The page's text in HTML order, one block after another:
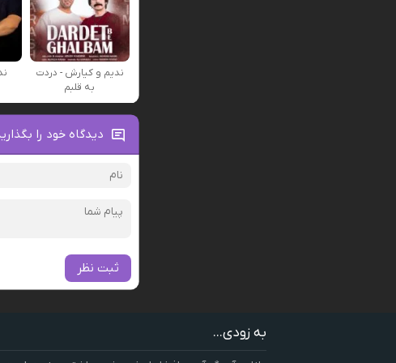
ندیم و کیارش - دردت
به قلبم
دیدگاه خود را
ثبت نظر
به زودی...